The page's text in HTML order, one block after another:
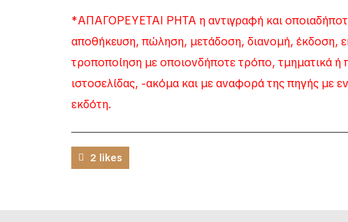
*ΑΠΑΓΟΡΕΥΕΤΑΙ ΡΗΤΑ η αντιγραφή και
αποθήκευση, πώληση, μετάδοση, διανομή,
τροποποίηση με οποιονδήποτε τρόπο, τμηματικά ή
ιστοσελίδας, -ακόμα και με αναφορά της πηγής με
εκδότη.
2 likes